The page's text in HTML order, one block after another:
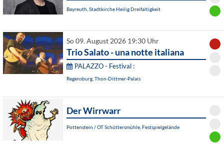
Bayreuth, Stadtkirche Heilig Dreifaltigkeit
So 09. August 2026 19:30 Uhr
Trio Salato - una notte italiana
PALAZZO - Festival :
Regensburg, Thon-Dittmer-Palais
Der Wirrwarr
Pottenstein / OT Schüttersmühle, Festspielgelände